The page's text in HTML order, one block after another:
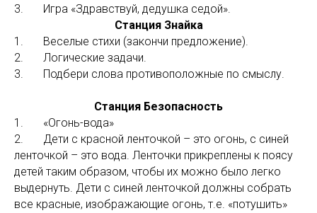
3. Игра «Здравствуй, дедушка седой».
Станция Знайка
1. Веселые стихи (закончи предложение).
2. Логические задачи.
3. Подбери слова противоположные по смыслу.
Станция Безопасность
1. «Огонь-вода»
2. Дети с красной ленточкой – это огонь, с синей
ленточкой – это вода. Ленточки прикреплены к поясу
детей таким образом, чтобы их можно было легко
выдернуть. Дети с синей ленточкой должны собрать
все красные, изображающие огонь, т.е. «потушить»